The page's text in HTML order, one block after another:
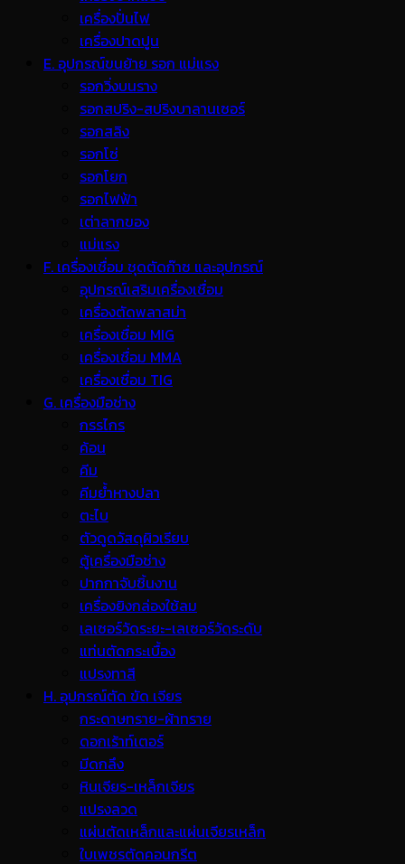
เครื่องปั่นไฟ
เครื่องปาดปูน
E. อุปกรณ์ขนย้าย รอก แม่แรง
รอกวิ่งบนราง
รอกสปริง-สปริงบาลานเซอร์
รอกสลิง
รอกโซ่
รอกโยก
รอกไฟฟ้า
เต่าลากของ
แม่แรง
F. เครื่องเชื่อม ชุดตัดก๊าซ และอุปกรณ์
อุปกรณ์เสริมเครื่องเชื่อม
เครื่องตัดพลาสม่า
เครื่องเชื่อม MIG
เครื่องเชื่อม MMA
เครื่องเชื่อม TIG
G. เครื่องมือช่าง
กรรไกร
ค้อน
คีม
คีมย้ำหางปลา
ตะไบ
ตัวดูดวัสดุผิวเรียบ
ตู้เครื่องมือช่าง
ปากกาจับชิ้นงาน
เครื่องยิงกล่องใช้ลม
เลเซอร์วัดระยะ-เลเซอร์วัดระดับ
แท่นตัดกระเบื้อง
แปรงทาสี
H. อุปกรณ์ตัด ขัด เจียร
กระดาษทราย-ผ้าทราย
ดอกเร้าท์เตอร์
มีดกลึง
หินเจียร-เหล็กเจียร
แปรงลวด
แผ่นตัดเหล็กและแผ่นเจียรเหล็ก
ใบเพชรตัดคอนกรีต